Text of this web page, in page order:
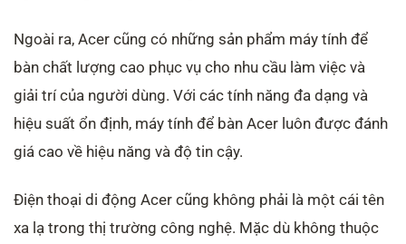
Ngoài ra, Acer cũng có những sản phẩm máy tính để
bàn chất lượng cao phục vụ cho nhu cầu làm việc và
giải trí của người dùng. Với các tính năng đa dạng và
hiệu suất ổn định, máy tính để bàn Acer luôn được đánh
giá cao về hiệu năng và độ tin cậy.
Điện thoại di động Acer cũng không phải là một cái tên
xa lạ trong thị trường công nghệ. Mặc dù không thuộc